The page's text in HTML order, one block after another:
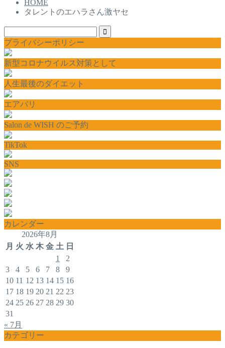
HOME
タレントのエハラさん激ヤセ
プライバシーポリシー
新型コロナウイルス対策として
人生最後のダイエット
エアバリ
Salon de WISH のご予約
TikTok
SNS
カレンダー
2026年8月
月 火 水 木 金 土 日
1
2
3
4 5 6 7 8
9
10 11 12 13 14 15 16
17 18 19 20 21 22 23
24 25 26 27 28 29 30
31
« 7月
カテゴリー